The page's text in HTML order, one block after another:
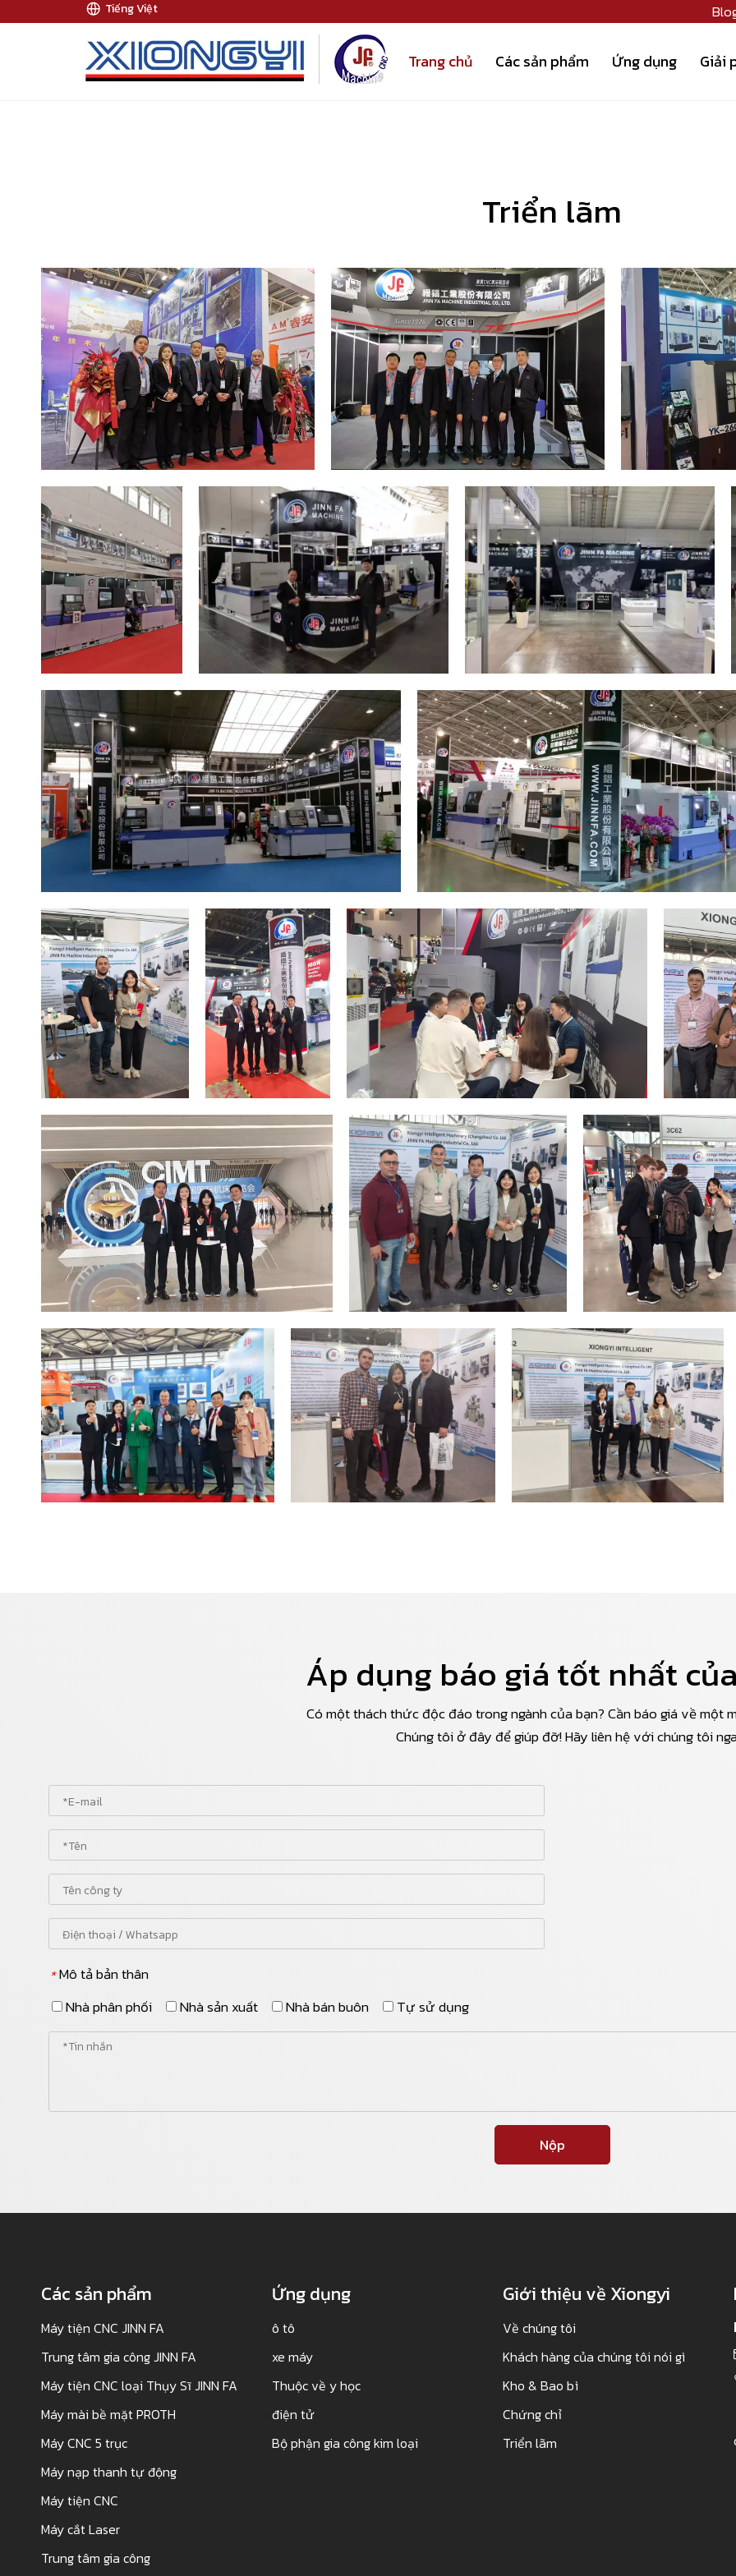
Tiếng Việt
Trang chủ Các sản phẩm Ứng dụng Giải
Triển lãm
Áp dụng báo giá tốt nhất
Có một thách thức độc đáo trong ngành của bạn? Cần báo giá về một
Chúng tôi ở đây để giúp đỡ! Hãy liên hệ với chúng tôi
*Mô tả bản thân
Nhà phân phối
Nhà sản xuất Nhà bán buôn Tự sử dụng
Nộp
Các sản phẩm
Máy tiện CNC JINN FA
Trung tâm gia công JINN FA
Máy tiện CNC loại Thụy Sĩ JINN FA
Máy mài bề mặt PROTH
Máy CNC 5 trục
Máy nạp thanh tự động
Máy tiện CNC
Máy cắt Laser
Trung tâm gia công
Ứng dụng
ô tô
xe máy
Thuộc về y học
điện tử
Bộ phận gia công kim loại
Giới thiệu về Xiongyi
Về chúng tôi
Khách hàng của chúng tôi nói gì
Kho & Bao bì
Chứng chỉ
Triển lãm